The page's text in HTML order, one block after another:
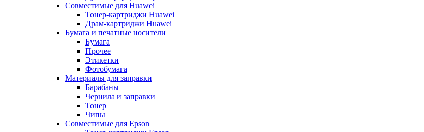
Совместимые для Huawei
Тонер-картриджи Huawei
Драм-картриджи Huawei
Бумага и печатные носители
Бумага
Прочее
Этикетки
Фотобумага
Материалы для заправки
Барабаны
Чернила и заправки
Тонер
Чипы
Совместимые для Epson